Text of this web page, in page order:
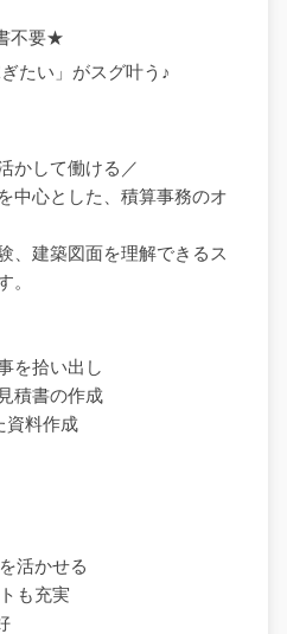
不要★
たい」がスグ叶う♪
かして働ける／
中心とした、積算事務のオ
、建築図面を理解できるス
。
を拾い出し
積書の作成
資料作成
活かせる
も充実